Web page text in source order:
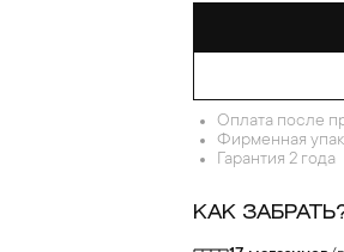
Оплата после
Фирменная
Гарантия 2 года
КАК